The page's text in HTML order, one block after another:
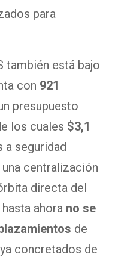
para
también está bajo
con 921
presupuesto
los cuales $3,1
a seguridad
centralización
directa del
ahora no se
de
concretados de